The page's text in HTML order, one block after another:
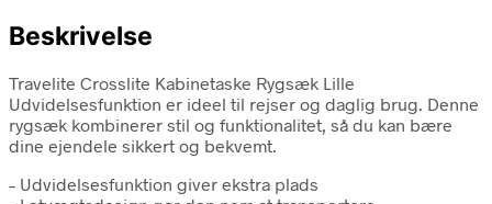
Beskrivelse
Travelite Crosslite Kabinetaske Rygsæk Lille
Udvidelsesfunktion er ideel til rejser og daglig brug. Denne
rygsæk kombinerer stil og funktionalitet, så du kan bære
dine ejendele sikkert og bekvemt.
– Udvidelsesfunktion giver ekstra plads